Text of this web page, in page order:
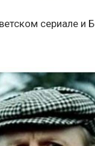
сериале и